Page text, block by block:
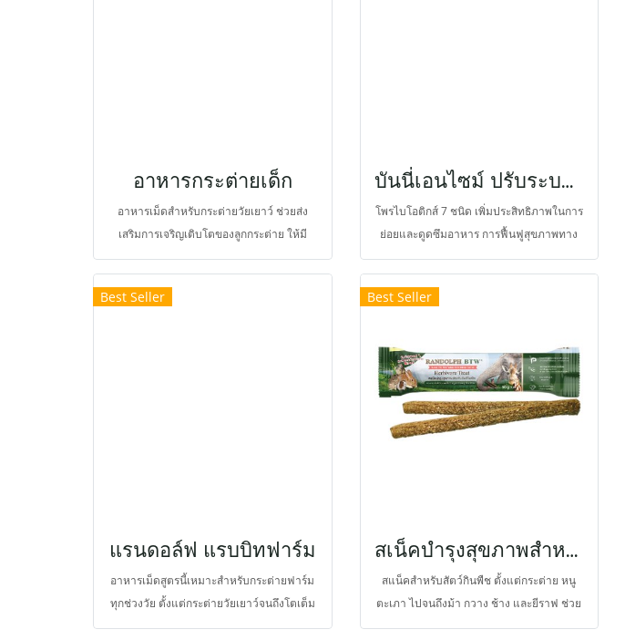
อาหารกระต่ายเด็ก
อาหารเม็ดสำหรับกระต่ายวัยเยาว์ ช่วยส่ง
เสริมการเจริญเติบโตของลูกกระต่าย ให้มี
ความสมบูรณ์สวยงาม สามารถกินได้ตั้งแต่
อายุ 3 สัปดาห์ เพราะเสริมสารอาหารกลุ่มไข
มันสายกลางบางชนิดให้มีคุณสมบัติคล้ายนม
บันนี่เอนไซม์ ปรับระบบจุลชีพ
โพรไบโอติกส์ 7 ชนิด เพิ่มประสิทธิภาพในการ
ย่อยและดูดซึมอาหาร การฟื้นฟูสุขภาพทาง
เดินอาหารและร่างกาย ช่วยย่อยเยื่อใยอาหาร
และอาหารให้เป็นกรดไขมันอิสระและกรดอะมิ
โน ลดภาวะกรดในทางเดินอาหารได้จากยีสต์
ปวดช่องท้องจากภาวะลำไส้อืด ช่วยปกป้อง
เชื้อโรคจากจุลินทรีย์ ทั้ง Lactobacillus และ
Bacillus ยังประกอบไปด้ยพรีไบโอติกส์ที่ส่ง
เสริมการเจริญเติบโตของจุลินทรีย์จาม
ธรรมชาติ ให้โปรตีนสูงขึ้นร่วมกับสารสกัดออ
การรักษา
Best Seller
แรนดอล์ฟ แรบบิทฟาร์ม
อาหารเม็ดสูตรนี้เหมาะสำหรับกระต่ายฟาร์ม
ทุกช่วงวัย ตั้งแต่กระต่ายวัยเยาว์จนถึงโตเต็ม
วัย เพิ่มความสะดวก โดยปรับขนาดการกิน
Best Seller
สเน็คบำรุงสุขภาพสำหรับสัตว์กินพืช
สแน็คสำหรับสัตว์กินพืช ตั้งแต่กระต่าย หนู
ตะเภา ไปจนถึงม้า กวาง ช้าง และยีราฟ ช่วย
ในการส่งเสริมความสุข และหลีกเลี่ยงการใช้